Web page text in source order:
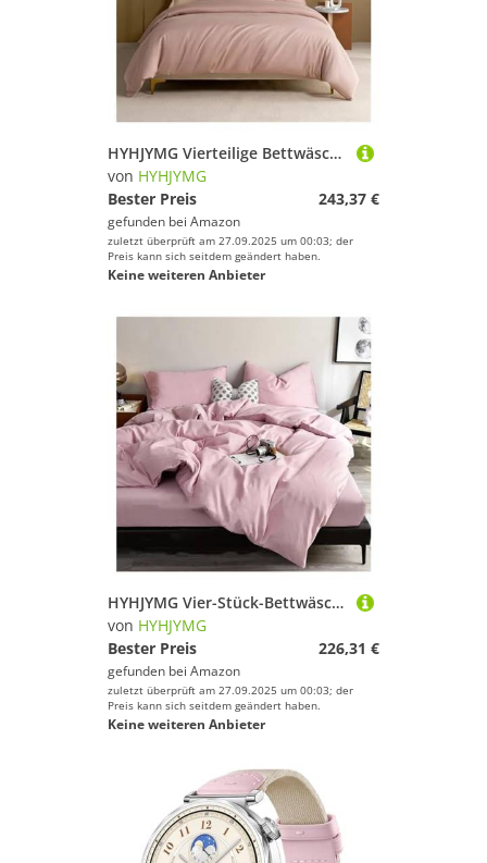
HYHJYMG Vierteilige Bettwäschesetbett Vier Stücke Set, graulila, Feste Farbbettbedeckungsbett/ausgestattete Blechkissen Kissen King Luxus weich 1000 tc Baumwollbett
von HYHJYMG
Bester Preis
243,37 €
gefunden bei Amazon
zuletzt überprüft am 27.09.2025 um 00:03; der
Preis kann sich seitdem geändert haben.
Keine weiteren Anbieter
HYHJYMG Vier-Stück-Bettwäsche-Set Vier Teile Set, Bettwäsche EIN-Bett-Blätterblatt Schlafzimmer Bettzug Sets, Twin (Purple-Queen
von HYHJYMG
Bester Preis
226,31 €
gefunden bei Amazon
zuletzt überprüft am 27.09.2025 um 00:03; der
Preis kann sich seitdem geändert haben.
Keine weiteren Anbieter